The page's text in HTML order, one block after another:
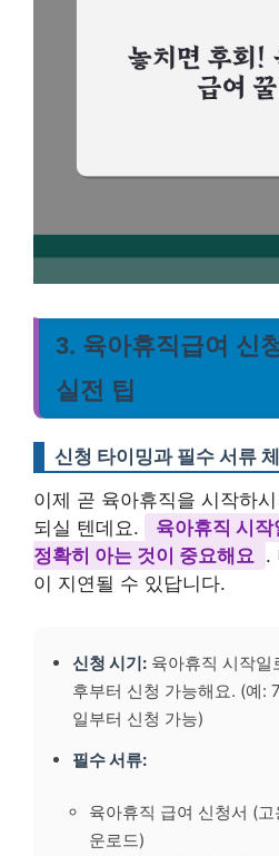
3. 육아휴직급여 신
실전 팁
신청 타이밍과 필수 서류
이제 곧 육아휴직을 시작하
되실 텐데요.
육아휴직 시
정확히 아는 것이 중요해요 .
이 지연될 수 있답니다.
신청 시기: 육아휴직 시작일
후부터 신청 가능해요. (예:
일부터 신청 가능)
필수 서류:
육아휴직 급여 신청서 (
운로드)